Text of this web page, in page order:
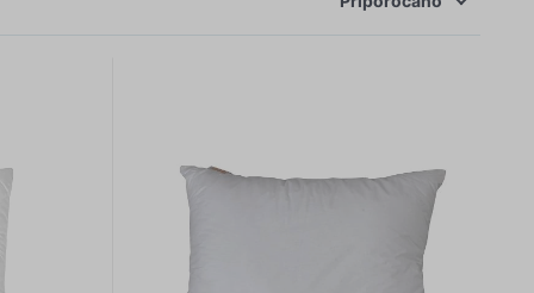
Priporočano